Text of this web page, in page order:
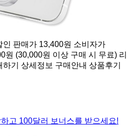
판매가 13,400원 소비자가
원 (30,000원 이상 구매 시 무료) 리
기 상세정보 구매안내 상품후기
고 100달러 보너스를 받으세요!